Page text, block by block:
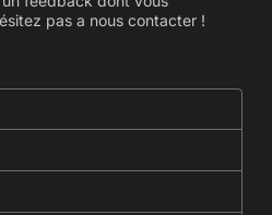
pas a nous contacter !